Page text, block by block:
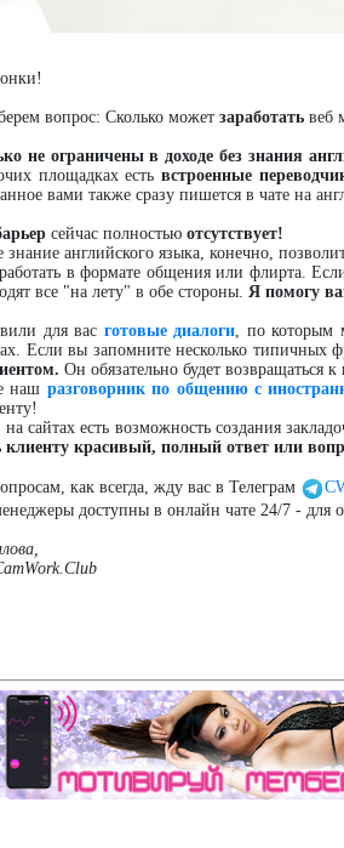
вопрос: Сколько может заработать веб
не ограничены в доходе без знания
площадках естьвстроенные
вами также сразу пишется в чате на
сейчас полностью отсутствует!
знание английского языка, конечно,
в формате общения или флирта.
все "на лету" в обе стороны. Я помогу
для вас готовые диалоги, по которым
Если вы запомните несколько типичных
Он обязательно будет возвращаться
наш разговорник по общению с
на сайтах есть возможность создания
клиенту красивый, полный ответ или
как всегда, жду вас в Телеграм
доступны в онлайн чате 24/7 - для